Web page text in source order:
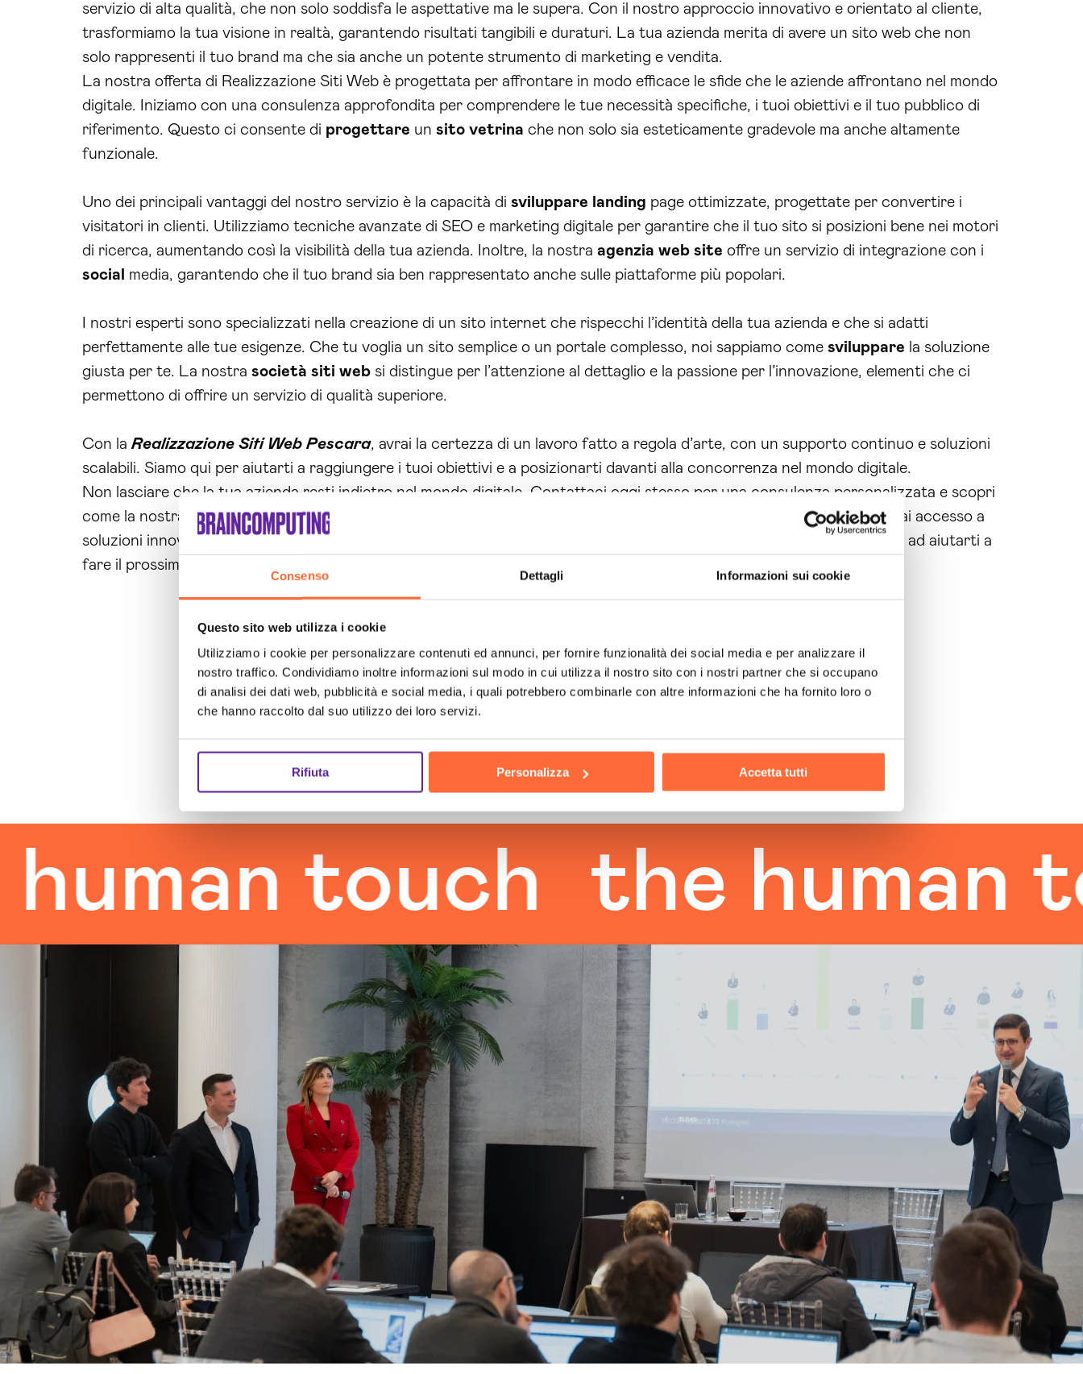
Consenso Dettagli Informazioni sui cookie
Questo sito web utilizza i cookie
Utilizziamo i cookie per personalizzare contenuti ed annunci, per fornire funzionalità dei social media e per analizzare il
nostro traffico. Condividiamo inoltre informazioni sul modo in cui utilizza il nostro sito con i nostri partner che si occupano
di analisi dei dati web, pubblicità e social media, i quali potrebbero combinarle con altre informazioni che ha fornito loro o
che hanno raccolto dal suo utilizzo dei loro servizi.
Rifiuta Personalizza Accetta tutti
servizio di alta qualità, che non solo soddisfa le aspettative ma le supera. Con il nostro approccio innovativo e orientato al cliente,
trasformiamo la tua visione in realtà, garantendo risultati tangibili e duraturi. La tua azienda merita di avere un sito web che non
solo rappresenti il tuo brand ma che sia anche un potente strumento di marketing e vendita.
La nostra offerta di Realizzazione Siti Web è progettata per affrontare in modo efficace le sfide che le aziende affrontano nel mondo
digitale. Iniziamo con una consulenza approfondita per comprendere le tue necessità specifiche, i tuoi obiettivi e il tuo pubblico di
riferimento. Questo ci consente di progettare un sito vetrina che non solo sia esteticamente gradevole ma anche altamente
funzionale.
Uno dei principali vantaggi del nostro servizio è la capacità di sviluppare landing page ottimizzate, progettate per convertire i
visitatori in clienti. Utilizziamo tecniche avanzate di SEO e marketing digitale per garantire che il tuo sito si posizioni bene nei motori
di ricerca, aumentando così la visibilità della tua azienda. Inoltre, la nostra agenzia web site offre un servizio di integrazione con i
social media, garantendo che il tuo brand sia ben rappresentato anche sulle piattaforme più popolari.
I nostri esperti sono specializzati nella creazione di un sito internet che rispecchi l’identità della tua azienda e che si adatti
perfettamente alle tue esigenze. Che tu voglia un sito semplice o un portale complesso, noi sappiamo come sviluppare la soluzione
giusta per te. La nostra società siti web si distingue per l’attenzione al dettaglio e la passione per l’innovazione, elementi che ci
permettono di offrire un servizio di qualità superiore.
Con la Realizzazione Siti Web Pescara, avrai la certezza di un lavoro fatto a regola d’arte, con un supporto continuo e soluzioni
scalabili. Siamo qui per aiutarti a raggiungere i tuoi obiettivi e a posizionarti davanti alla concorrenza nel mondo digitale.
Non lasciare che la tua azienda resti indietro nel mondo digitale. Contattaci oggi stesso per una consulenza personalizzata e scopri
come la nostra
Realizzazione Siti Web Pescara
può trasformare la tua presenza online. Con il nostro supporto, avrai accesso a
soluzioni innovative e su misura per le tue esigenze. Non rimandare oltre, il tuo nuovo sito web ti aspetta! Siamo pronti ad aiutarti a
fare il prossimo passo verso il successo.
touch the human touch